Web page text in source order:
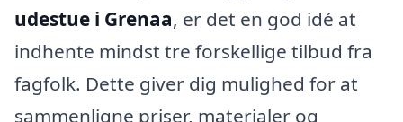
udestue i Grenaa, er det en god idé at
indhente mindst tre forskellige tilbud fra
fagfolk. Dette giver dig mulighed for at
sammenligne priser, materialer og